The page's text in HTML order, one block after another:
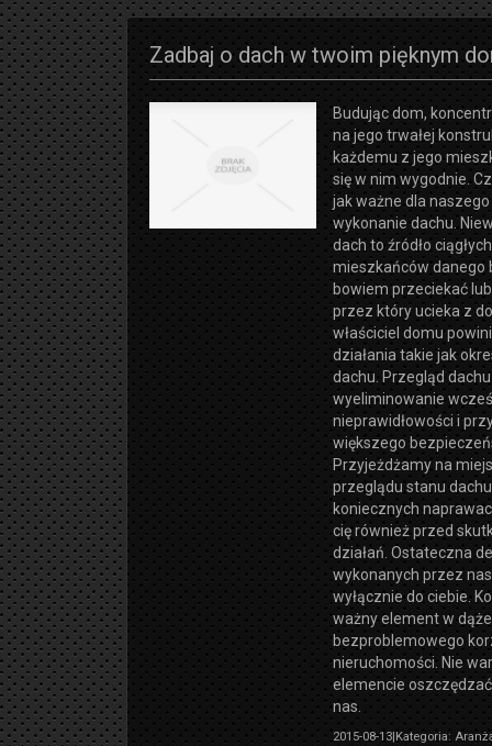
Zadbaj o dach w twoim pięknym
Budując dom,
na jego trwałej
każdemu z jego
się w nim wygodnie.
jak ważne dla
wykonanie dachu.
dach to źródło
mieszkańców danego
bowiem przeciekać
przez który ucieka z
właściciel domu
działania takie jak
dachu. Przegląd
wyeliminowanie
nieprawidłowości i
większego
Przyjeżdżamy na
przeglądu stanu
koniecznych
cię również przed
działań. Ostateczna
wykonanych przez
wyłącznie do ciebie.
ważny element w
bezproblemowego
nieruchomości. Nie
elemencie oszczędzać
nas.
2015-08-13 Kategoria: